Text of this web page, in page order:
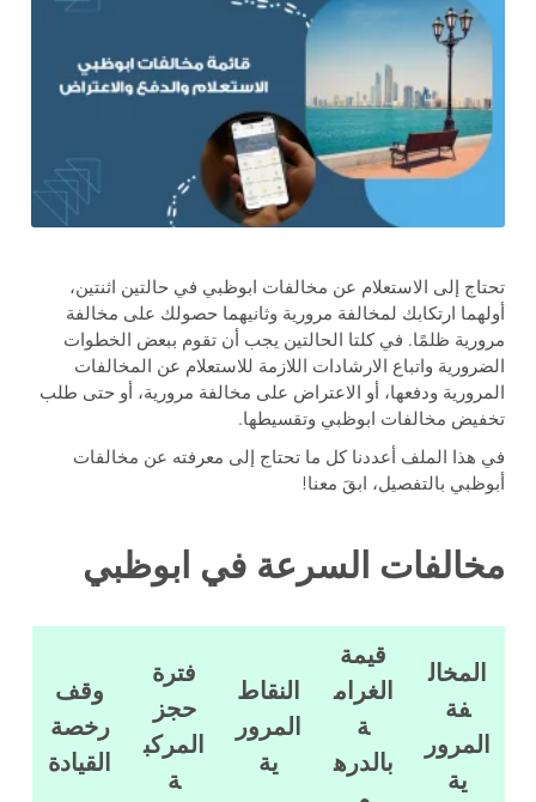
تحتاج إلى الاستعلام عن مخالفات ابوظبي في حالتين اثنتين،
أولهما ارتكابك لمخالفة مرورية وثانيهما حصولك على مخالفة
مرورية ظلمًا. في كلتا الحالتين يجب أن تقوم ببعض الخطوات
الضرورية واتباع الارشادات اللازمة للاستعلام عن المخالفات
المرورية ودفعها، أو الاعتراض على مخالفة مرورية، أو حتى طلب
تخفيض مخالفات ابوظبي وتقسيطها.
في هذا الملف أعددنا كل ما تحتاج إلى معرفته عن مخالفات
أبوظبي بالتفصيل، ابقَ معنا!
مخالفات السرعة في ابوظبي
المخال
فة
المرور
ية
قيمة
الغرام
ة
بالدره
النقاط
المرور
ية
فترة
حجز
المركب
ة
وقف
رخصة
القيادة